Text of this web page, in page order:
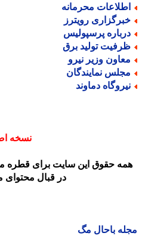
محرمانه
رویترز
پرسپولیس
تولید برق
وزیر نیرو
نمایندگان
دماوند
نسخه اصلی
حقوق این سایت برای قطره
در قبال محتوای
باحال مگ